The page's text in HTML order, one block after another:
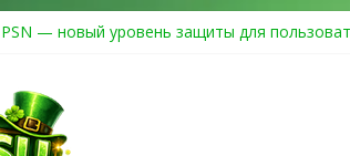
PSN — новый уровень защиты для
Получайте особые награды в GTA Online по
GTA 6 официальная обложка игры и